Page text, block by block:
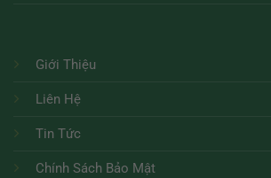
Giới Thiệu
Liên Hệ
Tin Tức
Chính Sách Bảo Mật